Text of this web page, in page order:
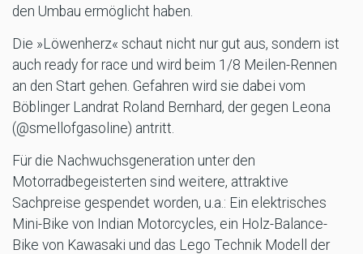
den Umbau ermöglicht haben.
Die »Löwenherz« schaut nicht nur gut aus, sondern ist
auch ready for race und wird beim 1/8 Meilen-Rennen
an den Start gehen. Gefahren wird sie dabei vom
Böblinger Landrat Roland Bernhard, der gegen Leona
(@smellofgasoline) antritt.
Für die Nachwuchsgeneration unter den
Motorradbegeisterten sind weitere, attraktive
Sachpreise gespendet worden, u.a.: Ein elektrisches
Mini-Bike von Indian Motorcycles, ein Holz-Balance-
Bike von Kawasaki und das Lego Technik Modell der